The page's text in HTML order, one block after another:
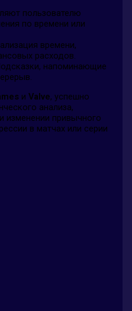
пользователю
по времени или
времени,
расходов.
напоминающие
иValve, успешно
анализа,
изменении привычного
в матчах или серии